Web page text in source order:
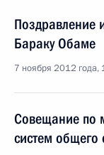
Поздравление
Бараку Обаме
7 ноября 2012 года,
Совещание по
систем общего